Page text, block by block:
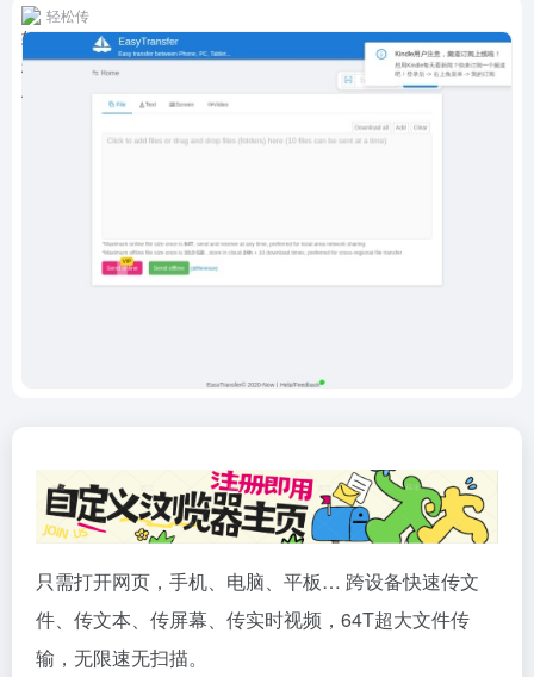
轻松传
只需打开网页，手机、电脑、平板… 跨设备快速传文
件、传文本、传屏幕、传实时视频，64T超大文件传
输，无限速无扫描。